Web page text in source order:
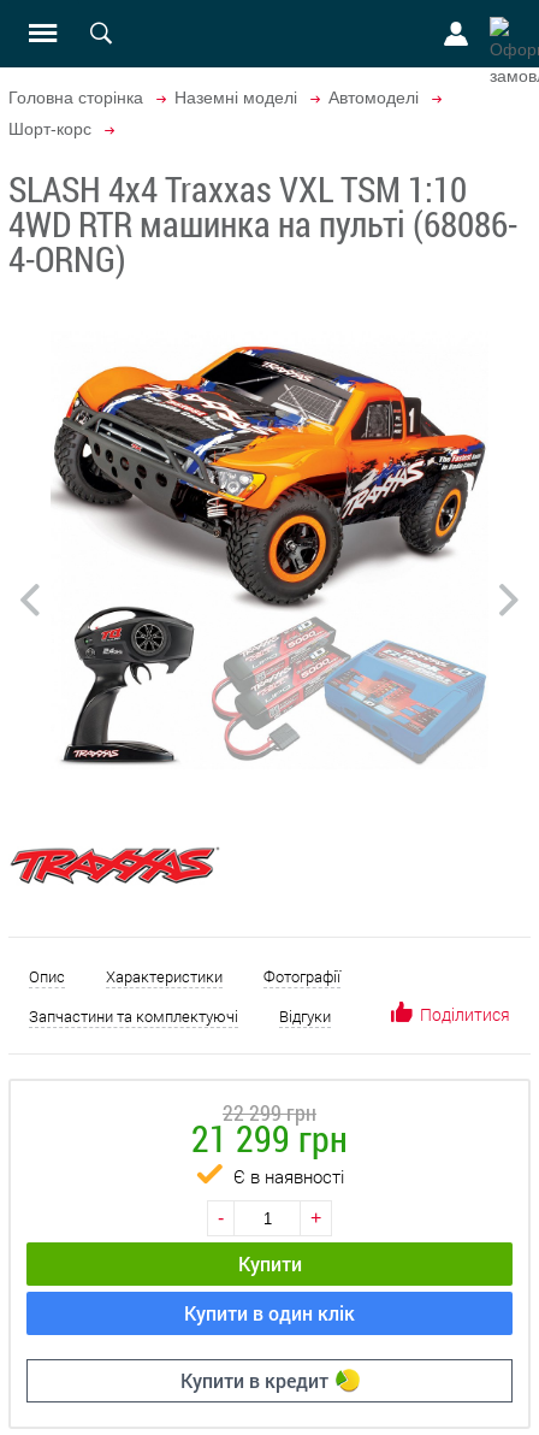
Головна сторінка Наземні моделі
Автомоделі
Шорт-корс
SLASH 4x4 Traxxas VXL TSM 1:10
4WD RTR машинка на пульті (68086-
4-ORNG)
Опис Характеристики
Фотографії
Запчастини та комплектуючі
Відгуки Поділитися
22 299 грн
21 299 грн
Є в наявності
- +
Купити
Купити в один клік
Купити в кредит